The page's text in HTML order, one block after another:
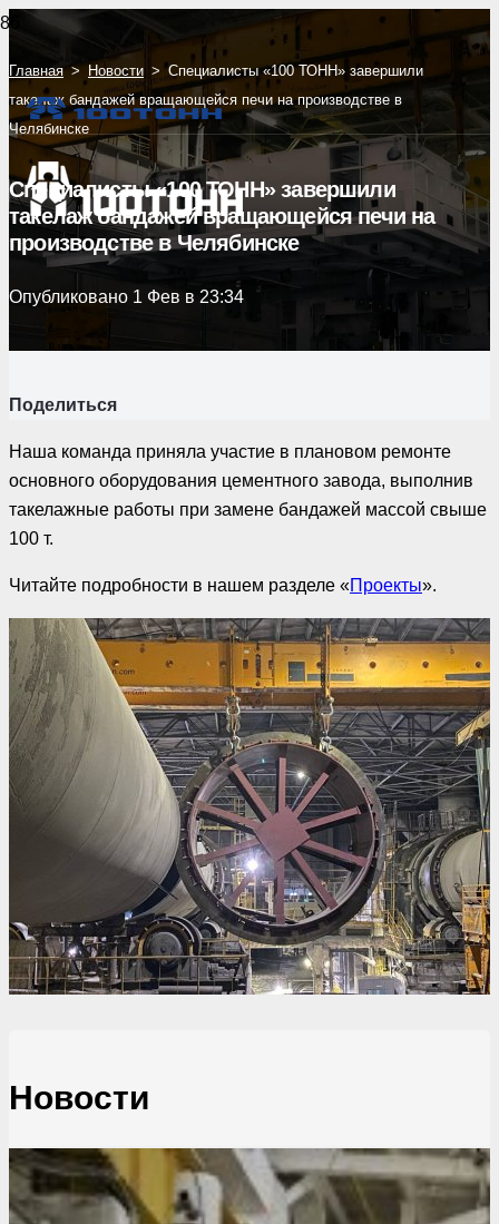
Главная > Новости > Специалисты «100 ТОНН» завершили
такелаж бандажей вращающейся печи на производстве в
Челябинске
Специалисты «100 ТОНН» завершили
такелаж бандажей вращающейся печи на
производстве в Челябинске
Опубликовано 1 Фев в 23:34
Поделиться
Наша команда приняла участие в плановом ремонте
основного оборудования цементного завода, выполнив
такелажные работы при замене бандажей массой свыше
100 т.
Читайте подробности в нашем разделе «Проекты».
Новости